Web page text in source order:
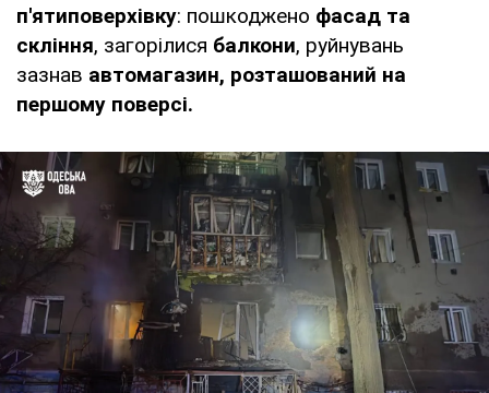
п'ятиповерхівку: пошкоджено фасад та
скління, загорілися балкони, руйнувань
зазнав автомагазин, розташований на
першому поверсі.